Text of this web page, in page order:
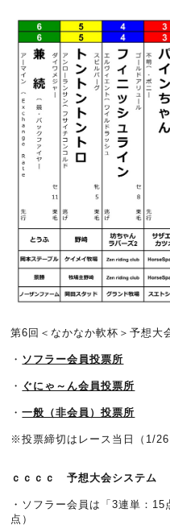
第6回＜なかなか軟杯＞予想大
・ ソフラー会員投票所
・ ぐにゃ～ん会員投票所
・一般（非会員）投票所
※投票締切はレース当日（1/26
ｃｃｃｃ 予想大会システム
・ソフラー会員は「3連単：
点）